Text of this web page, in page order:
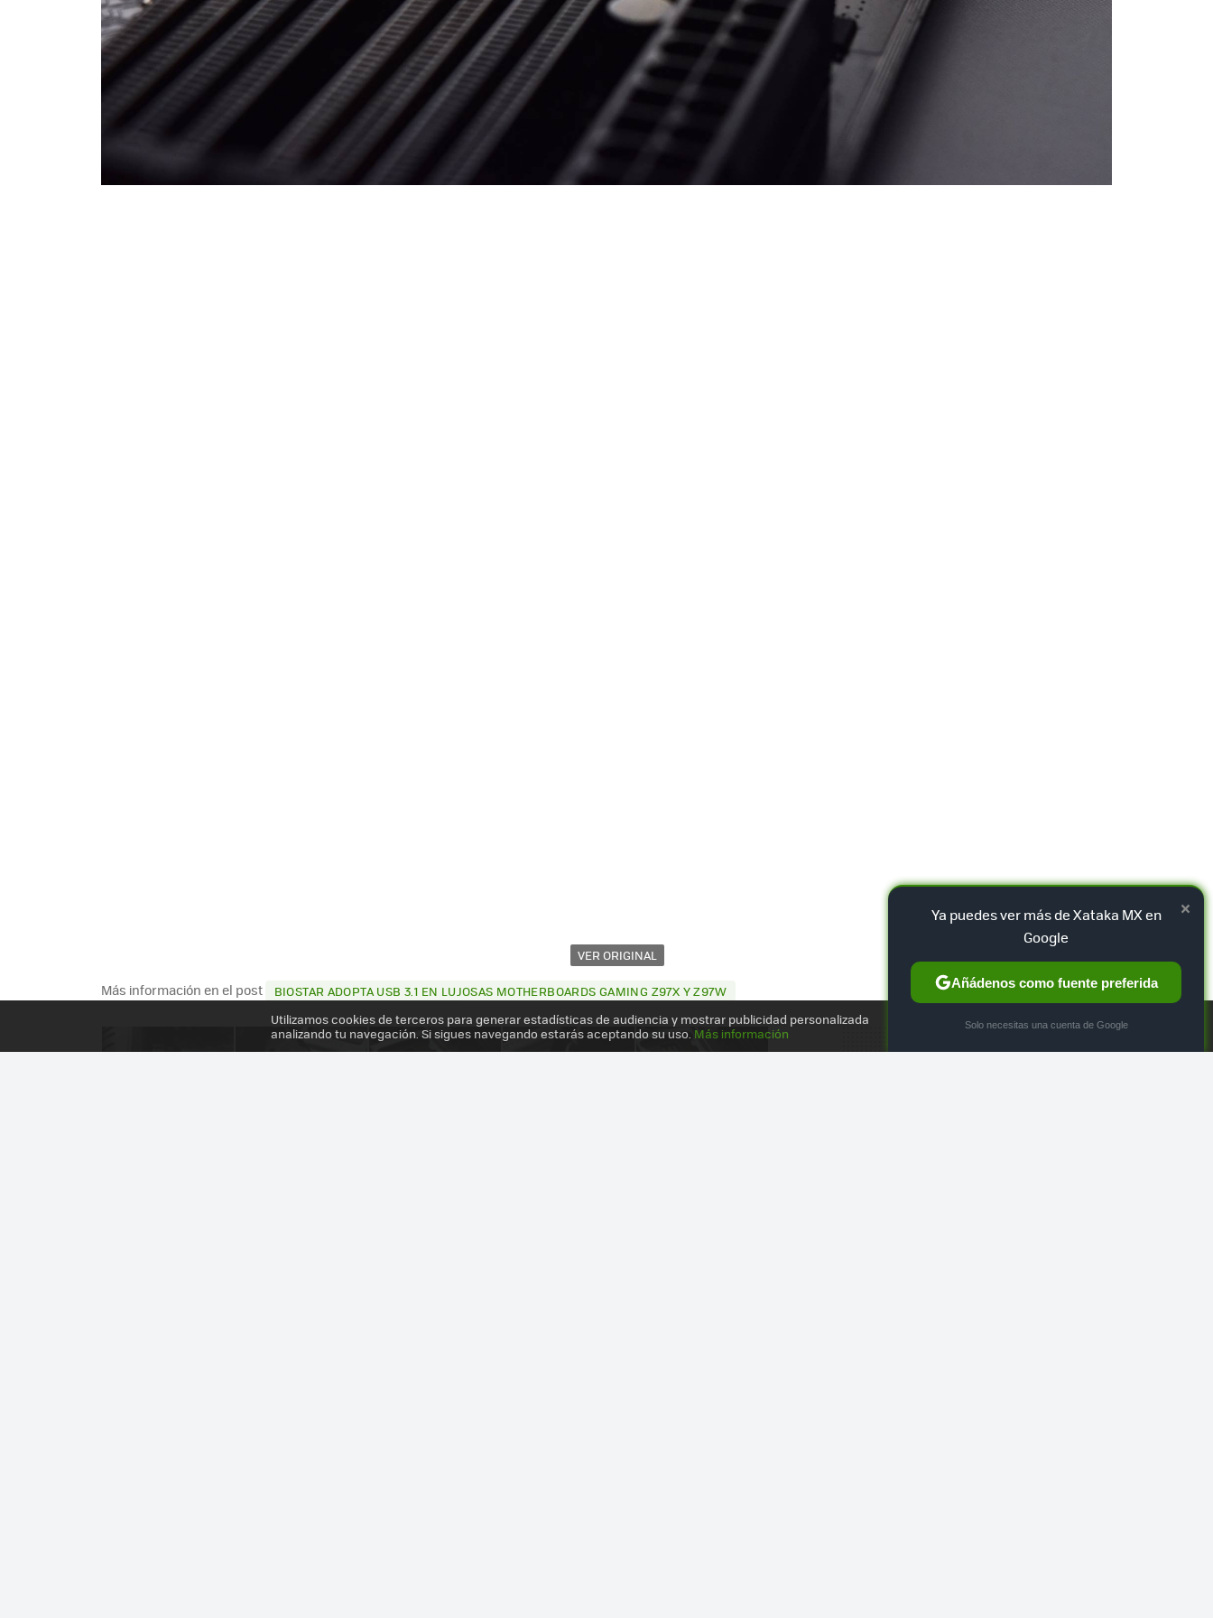
VER ORIGINAL
TWEET
Más información en el post BIOSTAR ADOPTA USB 3.1 EN LUJOSAS MOTHERBOARDS GAMING Z97X Y Z97W
Utilizamos cookies de terceros para generar estadísticas de audiencia y mostrar publicidad personalizada
analizando tu navegación. Si sigues navegando estarás aceptando su uso. Más información
×
Ya puedes ver más de Xataka MX en
Google
Añádenos como fuente preferida
Solo necesitas una cuenta de Google